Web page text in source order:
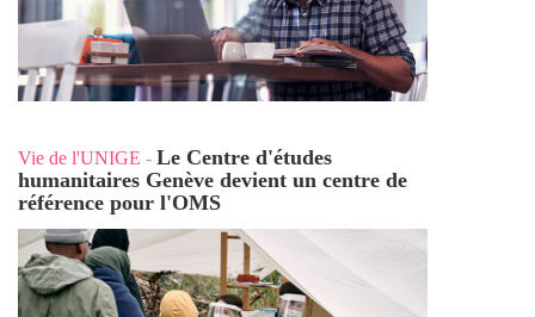
Vie de l'UNIGE - Le Centre d'études
humanitaires Genève devient un centre de
référence pour l'OMS